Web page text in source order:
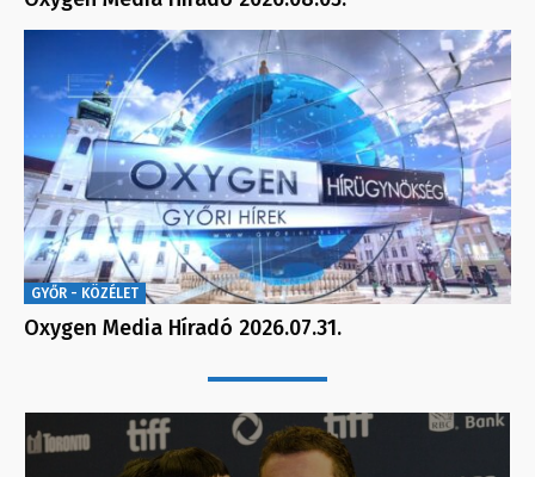
GYŐR - KÖZÉLET
Oxygen Media Híradó 2026.07.31.